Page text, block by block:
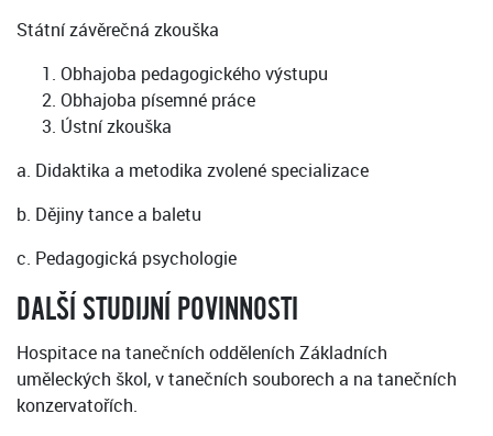
Státní závěrečná zkouška
Obhajoba pedagogického výstupu
Obhajoba písemné práce
Ústní zkouška
a. Didaktika a metodika zvolené specializace
b. Dějiny tance a baletu
c. Pedagogická psychologie
DALŠÍ STUDIJNÍ POVINNOSTI
Hospitace na tanečních odděleních Základních
uměleckých škol, v tanečních souborech a na tanečních
konzervatořích.